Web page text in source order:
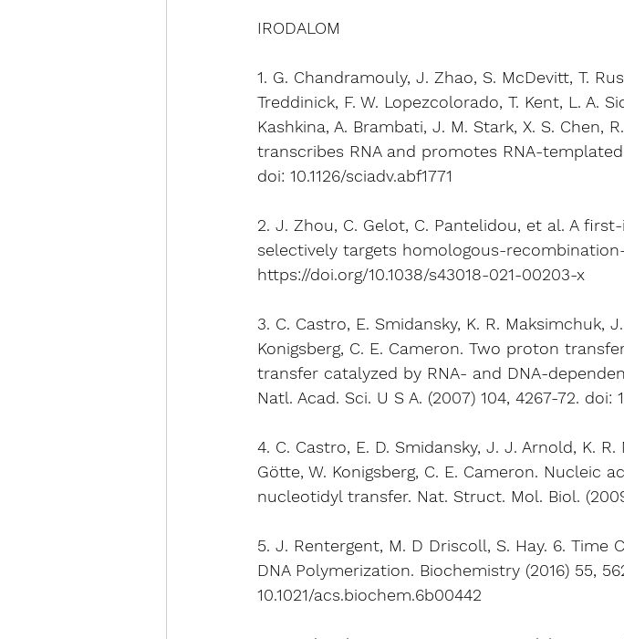
IRODALOM
1. G. Chandramouly, J. Zhao, S. McDevitt, T.
Treddinick, F. W. Lopezcolorado, T. Kent, L. A.
Kashkina, A. Brambati, J. M. Stark, X. S. Chen,
transcribes RNA and promotes RNA-templated
doi: 10.1126/sciadv.abf1771
2. J. Zhou, C. Gelot, C. Pantelidou, et al. A
selectively targets homologous-
https://doi.org/10.1038/s43018-021-00203-x
3. C. Castro, E. Smidansky, K. R. Maksimchuk,
Konigsberg, C. E. Cameron. Two proton
transfer catalyzed by RNA- and DNA-
Natl. Acad. Sci. U S A. (2007) 104, 4267-72. doi:
4. C. Castro, E. D. Smidansky, J. J. Arnold, K.
Götte, W. Konigsberg, C. E. Cameron. Nucleic
nucleotidyl transfer. Nat. Struct. Mol. Biol.
5. J. Rentergent, M. D Driscoll, S. Hay. 6. Time
DNA Polymerization. Biochemistry (2016) 55,
10.1021/acs.biochem.6b00442